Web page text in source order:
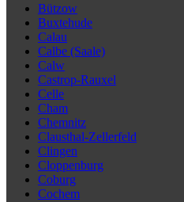
Bützow
Buxtehude
Calau
Calbe (Saale)
Calw
Castrop-Rauxel
Celle
Cham
Chemnitz
Clausthal-Zellerfeld
Clingen
Cloppenburg
Coburg
Cochem